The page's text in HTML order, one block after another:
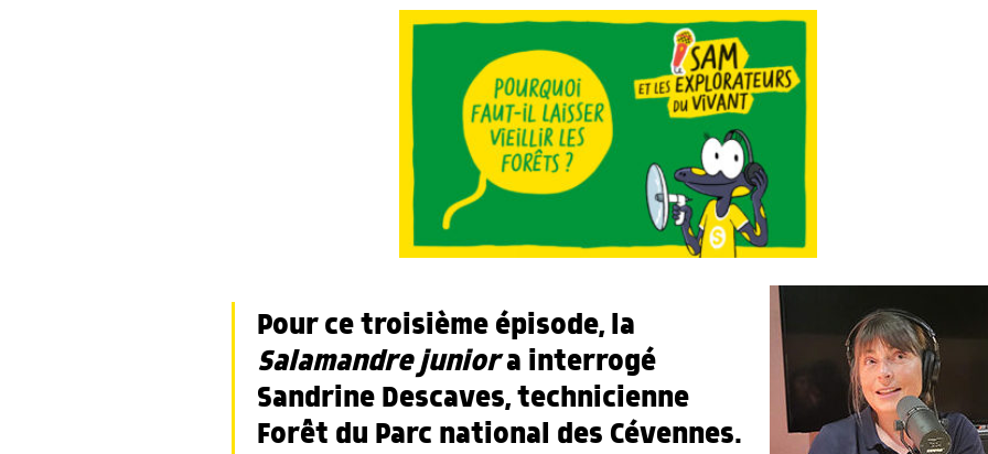
Pour ce troisième épisode, la
Salamandre juniora interrogé
Sandrine Descaves, technicienne
Forêt du Parc national des Cévennes.